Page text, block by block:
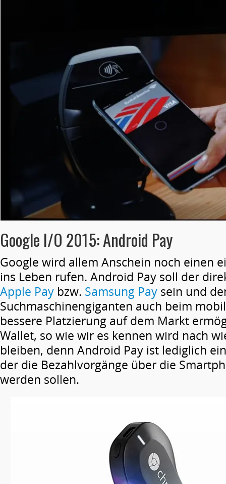
Google I/O 2015: Android Pay
Google wird allem Anschein noch einen
ins Leben rufen. Android Pay soll der
Apple Pay bzw. Samsung Pay sein und
Suchmaschinengiganten auch beim
bessere Platzierung auf dem Markt
Wallet, so wie wir es kennen wird nach
bleiben, denn Android Pay ist lediglich
der die Bezahlvorgänge über die
werden sollen.